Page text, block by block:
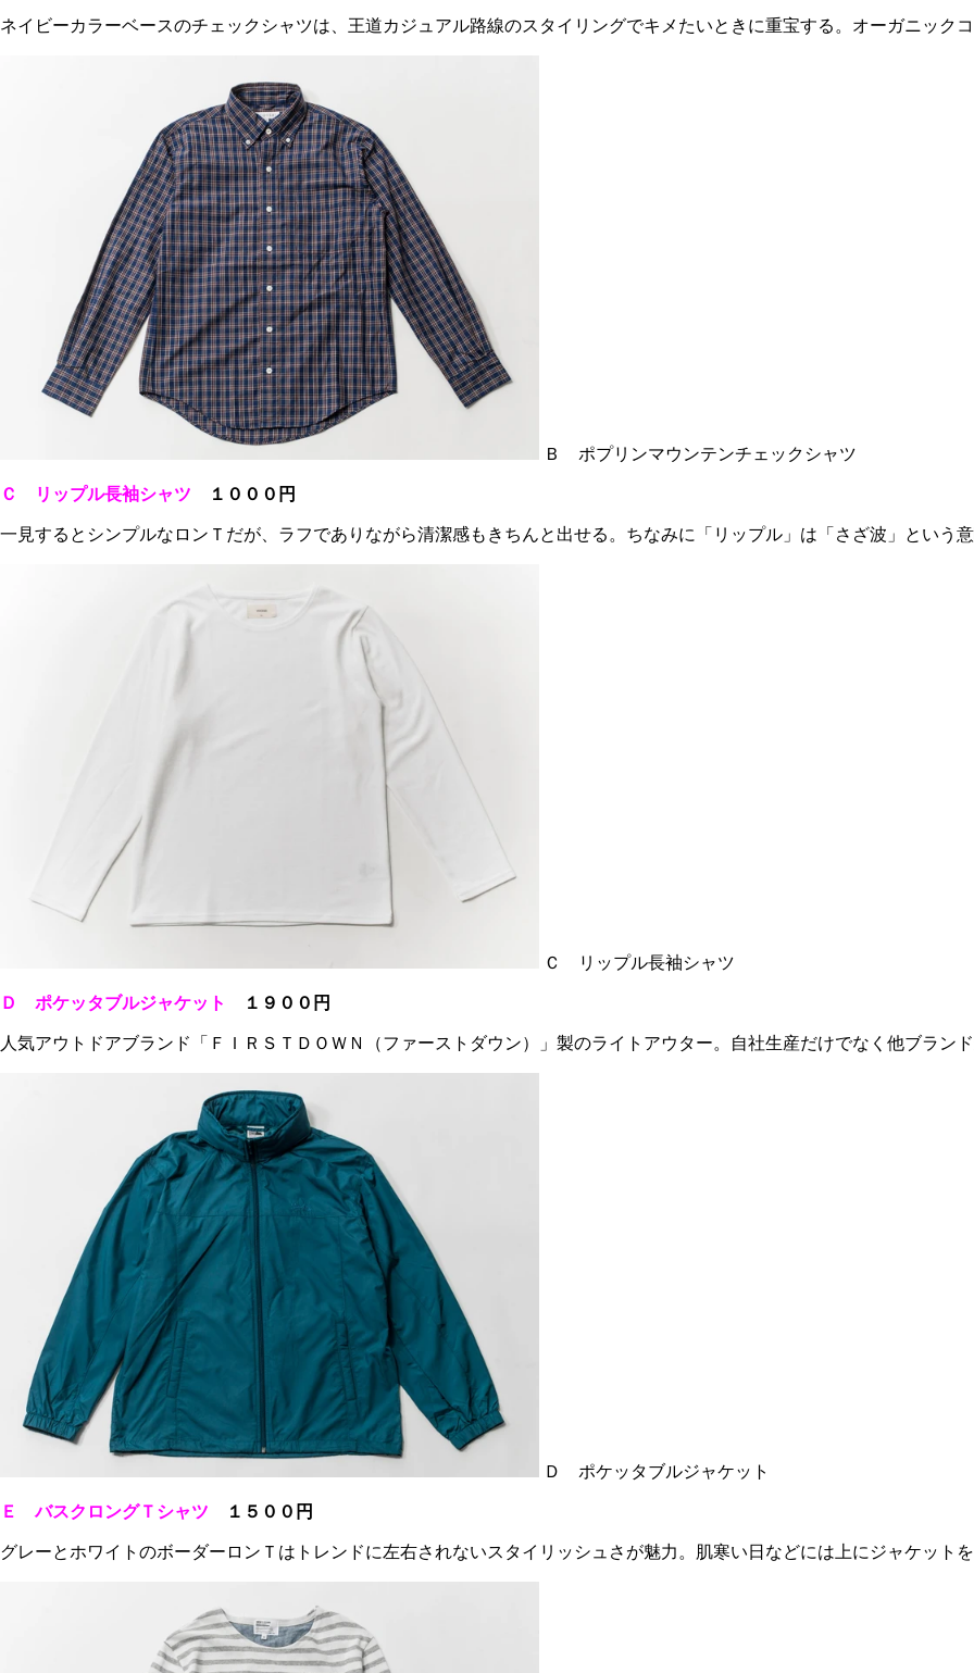
ネイビーカラーベースのチェックシャツは、王道カジュアル路線のスタイリングでキメたいときに重宝する。オーガニック
Ｂ ポプリンマウンテンチェックシャツ
Ｃ リップル長袖シャツ １０００円
一見するとシンプルなロンＴだが、ラフでありながら清潔感もきちんと出せる。ちなみに「リップル」は「さざ波」という
Ｃ リップル長袖シャツ
Ｄ ポケッタブルジャケッ ト １９００円
人気アウトドアブランド「ＦＩＲＳＴＤＯＷＮ（ファーストダウン）」製のライトアウター。自社生産だけでなく他ブラン
Ｄ ポケッタブルジャケット
Ｅ バスクロングＴシャツ １５００円
グレーとホワイトのボーダーロンＴはトレンドに左右されないスタイリッシュさが魅力。肌寒い日などには上にジャケット